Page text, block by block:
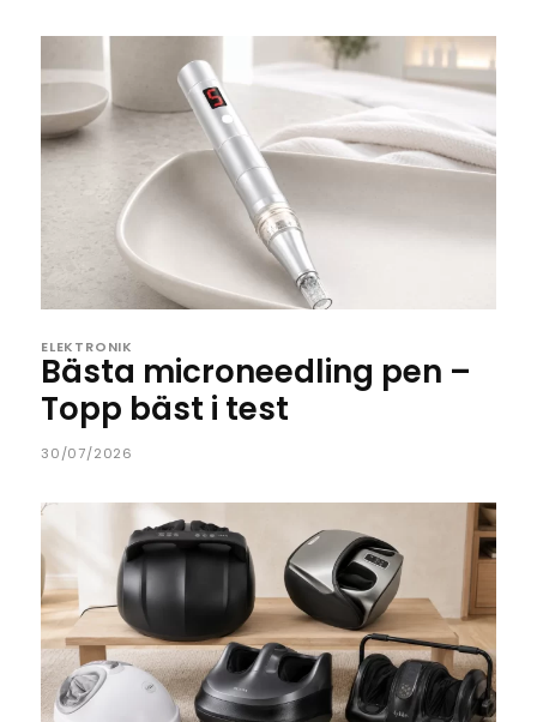
ELEKTRONIK
Bästa microneedling pen –
Topp bäst i test
30/07/2026